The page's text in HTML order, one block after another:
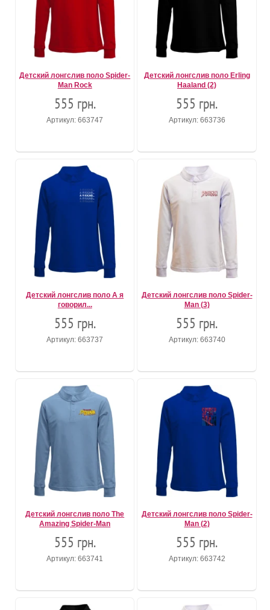
Детский лонгслив поло Spider-
Man Rock
555 грн.
Артикул: 663747
Детский лонгслив поло Erling
Haaland (2)
555 грн.
Артикул: 663736
Детский лонгслив поло А я
говорил...
555 грн.
Артикул: 663737
Детский лонгслив поло Spider-
Man (3)
555 грн.
Артикул: 663740
Детский лонгслив поло The
Amazing Spider-Man
555 грн.
Артикул: 663741
Детский лонгслив поло Spider-
Man (2)
555 грн.
Артикул: 663742